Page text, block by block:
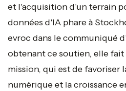
et l'acquisition d'un terrain
données d'IA phare à
evroc dans le communiqué
obtenant ce soutien, elle fait
mission, qui est de favoriser
numérique et la croissance